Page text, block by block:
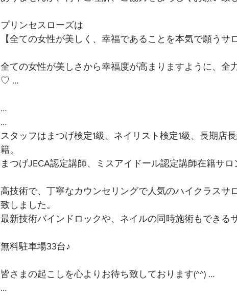
プリンセスローズは
【全ての女性が美しく、幸福であることを本気で願うサ
全ての女性が美しさから幸福度が高まりますように、全
♡ …
…
…
スタッフはまつげ検定1級、ネイリスト検定1級、長期店
籍。
まつげJECA認定講師、ミスアイドール認定講師在籍サロ
高技術で、丁寧なカウンセリングで人気のハイクラスサ
致しました。
最新技術バインドロックや、ネイルの同時施術もできる
無料駐車場33台♪
皆さまの起こしを心よりお待ち致しております(^^) …
…